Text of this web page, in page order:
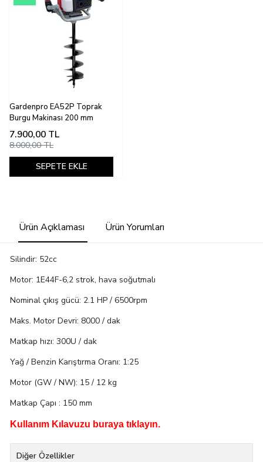
Gardenpro EA52P Toprak
Burgu Makinası 200 mm
7.900,00 TL
8.000,00 TL
SEPETE EKLE
Ürün Açıklaması Ürün Yorumları
Silindir: 52cc
Motor: 1E44F-6,2 strok, hava soğutmalı
Nominal çıkış gücü: 2.1 HP / 6500rpm
Maks. Motor Devri: 8000 / dak
Matkap hızı: 300U / dak
Yağ / Benzin Karıştırma Oranı: 1:25
Motor (GW / NW): 15 / 12 kg
Matkap Çapı : 150 mm
Kullanım Kılavuzu buraya tıklayın.
Diğer Özellikler